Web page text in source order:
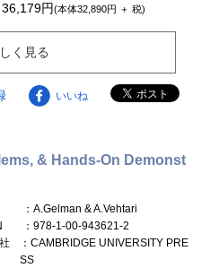
36,179円(本体32,890円 ＋ 税)
く見る
いいね
& Hands-On Demonst
：A.Gelman & A.Vehtari
：978-1-00-943621-2
：CAMBRIDGE UNIVERSITY PRE
SS